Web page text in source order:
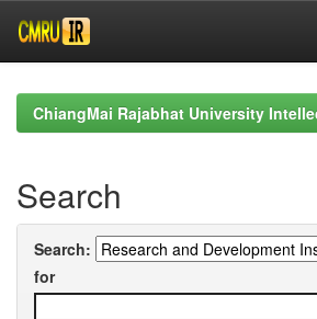
navigationChiangMai Rajabhat University
Search
Search:
for